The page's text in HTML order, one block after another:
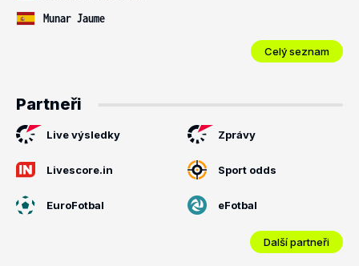
Munar Jaume
Celý seznam
Partneři
Live výsledky Zprávy
Livescore.in Sport odds
EuroFotbal eFotbal
Další partneři